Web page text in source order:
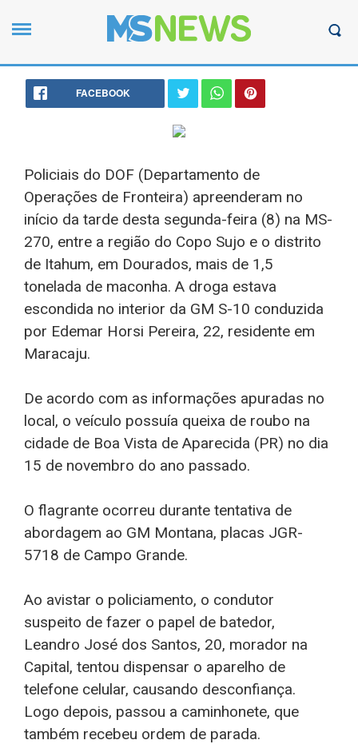
FACEBOOK
Policiais do DOF (Departamento de
Operações de Fronteira) apreenderam no
início da tarde desta segunda-feira (8) na MS-
270, entre a região do Copo Sujo e o distrito
de Itahum, em Dourados, mais de 1,5
tonelada de maconha. A droga estava
escondida no interior da GM S-10 conduzida
por Edemar Horsi Pereira, 22, residente em
Maracaju.
De acordo com as informações apuradas no
local, o veículo possuía queixa de roubo na
cidade de Boa Vista de Aparecida (PR) no dia
15 de novembro do ano passado.
O flagrante ocorreu durante tentativa de
abordagem ao GM Montana, placas JGR-
5718 de Campo Grande.
Ao avistar o policiamento, o condutor
suspeito de fazer o papel de batedor,
Leandro José dos Santos, 20, morador na
Capital, tentou dispensar o aparelho de
telefone celular, causando desconfiança.
Logo depois, passou a caminhonete, que
também recebeu ordem de parada.